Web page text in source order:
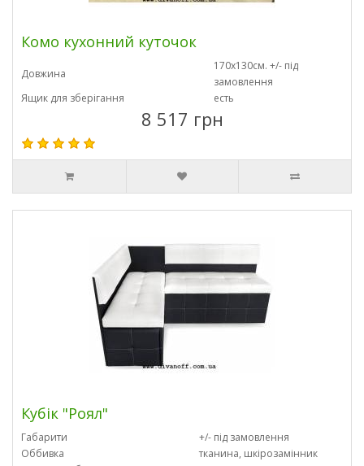
Комо кухонний куточок
Довжина
170х130см. +/- під
замовлення
Ящик для зберігання
есть
8 517 грн
Кубік "Роял"
Габарити
+/- під замовлення
Оббивка
тканина, шкірозамінник